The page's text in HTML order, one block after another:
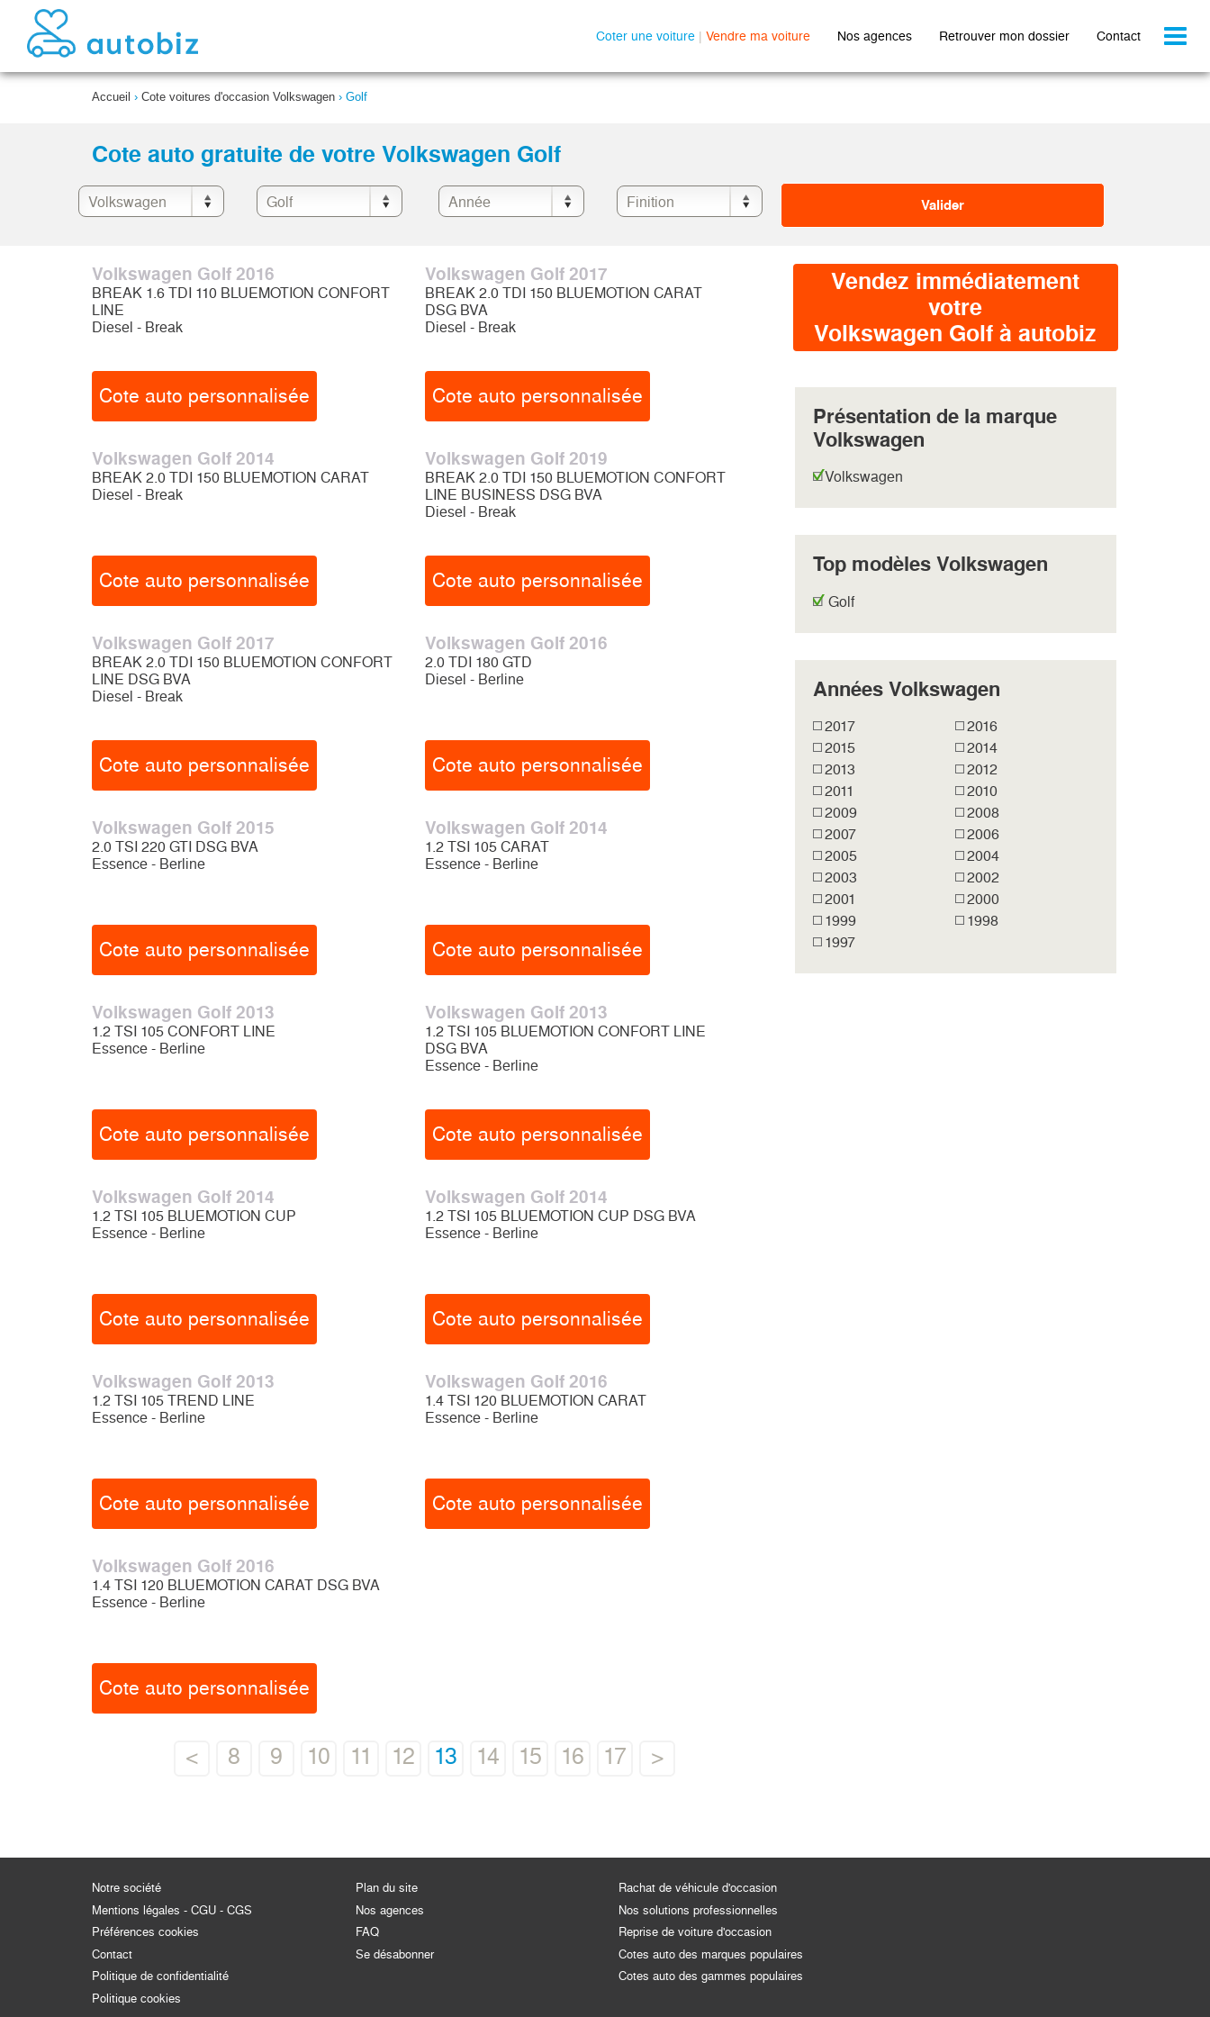
Coter une voiture | Vendre ma voiture Nos agences Retrouver mon dossier Contact
Accueil › Cote voitures d'occasion Volkswagen › Golf
Cote auto gratuite de votre Volkswagen Golf
Volkswagen Golf 2016
BREAK 1.6 TDI 110 BLUEMOTION CONFORT
LINE
Diesel - Break
Cote auto personnalisée
Volkswagen Golf 2017
BREAK 2.0 TDI 150 BLUEMOTION CARAT
DSG BVA
Diesel - Break
Cote auto personnalisée
Volkswagen Golf 2014
BREAK 2.0 TDI 150 BLUEMOTION CARAT
Diesel - Break
Cote auto personnalisée
Volkswagen Golf 2019
BREAK 2.0 TDI 150 BLUEMOTION CONFORT
LINE BUSINESS DSG BVA
Diesel - Break
Cote auto personnalisée
Volkswagen Golf 2017
BREAK 2.0 TDI 150 BLUEMOTION CONFORT
LINE DSG BVA
Diesel - Break
Cote auto personnalisée
Volkswagen Golf 2016
2.0 TDI 180 GTD
Diesel - Berline
Cote auto personnalisée
Volkswagen Golf 2015
2.0 TSI 220 GTI DSG BVA
Essence - Berline
Cote auto personnalisée
Volkswagen Golf 2014
1.2 TSI 105 CARAT
Essence - Berline
Cote auto personnalisée
Volkswagen Golf 2013
1.2 TSI 105 CONFORT LINE
Essence - Berline
Cote auto personnalisée
Volkswagen Golf 2013
1.2 TSI 105 BLUEMOTION CONFORT LINE
DSG BVA
Essence - Berline
Cote auto personnalisée
Volkswagen Golf 2014
1.2 TSI 105 BLUEMOTION CUP
Essence - Berline
Cote auto personnalisée
Volkswagen Golf 2014
1.2 TSI 105 BLUEMOTION CUP DSG BVA
Essence - Berline
Cote auto personnalisée
Volkswagen Golf 2013
1.2 TSI 105 TREND LINE
Essence - Berline
Cote auto personnalisée
Volkswagen Golf 2016
1.4 TSI 120 BLUEMOTION CARAT
Essence - Berline
Cote auto personnalisée
Volkswagen Golf 2016
1.4 TSI 120 BLUEMOTION CARAT DSG BVA
Essence - Berline
Cote auto personnalisée
< 8 9 10 11 12 13 14 15 16 17 >
Vendez immédiatement
votre
Volkswagen Golf à autobiz
Présentation de la marque
Volkswagen
Volkswagen
Top modèles Volkswagen
Golf
Années Volkswagen
2017
2016
2015
2014
2013
2012
2011
2010
2009
2008
2007
2006
2005
2004
2003
2002
2001
2000
1999
1998
1997
Notre société
Mentions légales - CGU - CGS
Préférences cookies
Contact
Politique de confidentialité
Politique cookies
Plan du site
Nos agences
FAQ
Se désabonner
Rachat de véhicule d'occasion
Nos solutions professionnelles
Reprise de voiture d'occasion
Cotes auto des marques populaires
Cotes auto des gammes populaires